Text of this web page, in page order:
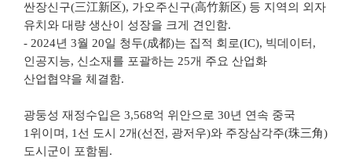
싼장신구(三江新区), 가오주신구(高竹新区) 등 지역의 외자
유치와 대량 생산이 성장을 크게 견인함.
- 2024년 3월 20일 청두(成都)는 집적 회로(IC), 빅데이터,
인공지능, 신소재를 포괄하는 25개 주요 산업화
산업협약을 체결함.
광둥성 재정수입은 3,568억 위안으로 30년 연속 중국
1위이며, 1선 도시 2개(선전, 광저우)와 주장삼각주(珠三角)
도시군이 포함됨.